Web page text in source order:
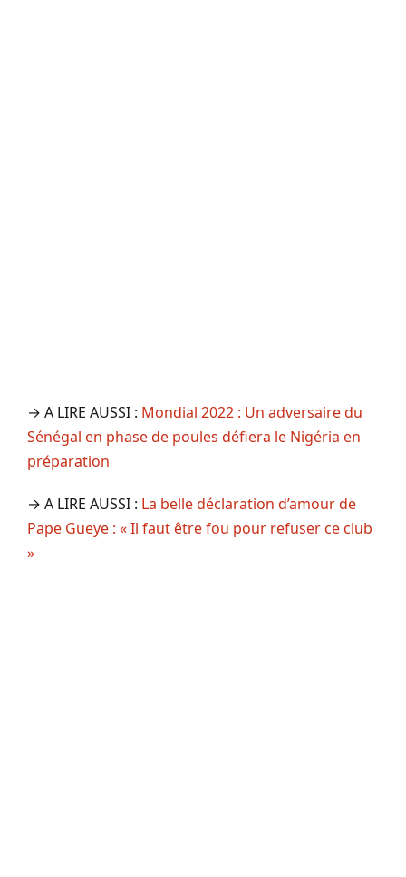
→ A LIRE AUSSI : Mondial 2022 : Un adversaire du
Sénégal en phase de poules défiera le Nigéria en
préparation
→ A LIRE AUSSI : La belle déclaration d’amour de
Pape Gueye : « Il faut être fou pour refuser ce club
»